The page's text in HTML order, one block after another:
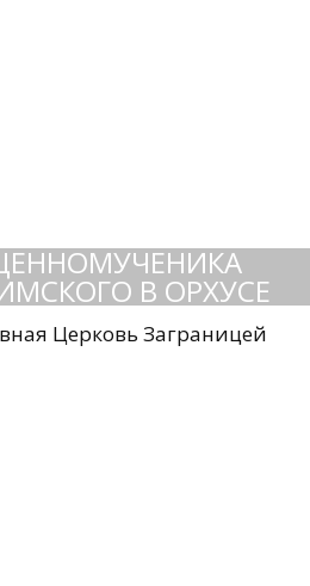
В ОРХУСЕ
Церковь Заграницей